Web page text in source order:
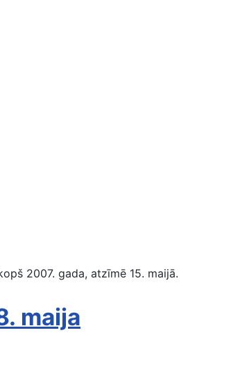
2007. gada, atzīmē 15. maijā.
maija